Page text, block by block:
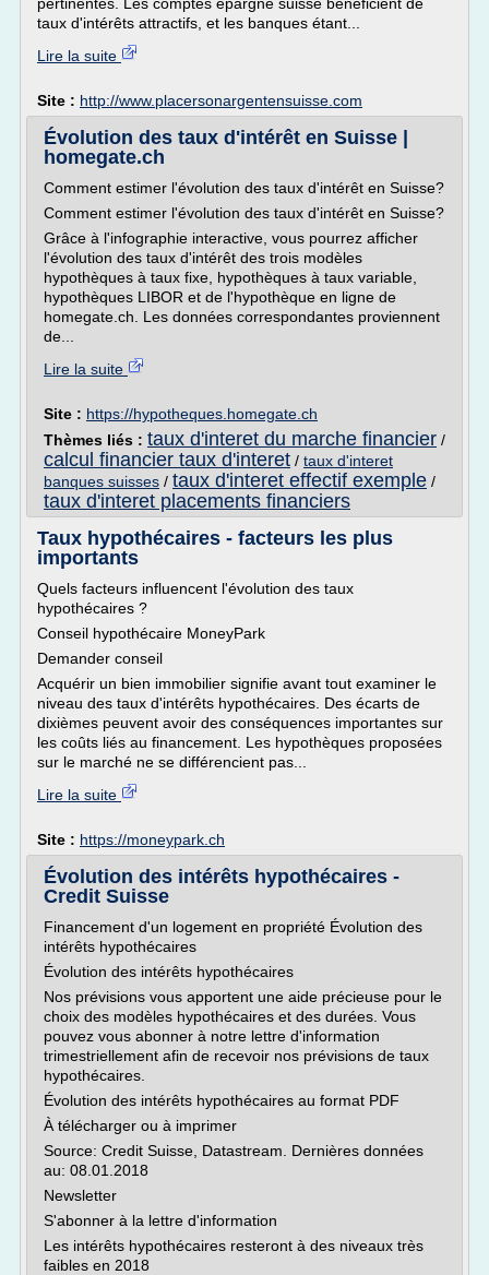
taux d'intérêts attractifs, et les banques étant...
Lire la suite
Site : http://www.placersonargentensuisse.com
Évolution des taux d'intérêt en Suisse |
homegate.ch
Comment estimer l'évolution des taux d'intérêt en Suisse?
Comment estimer l'évolution des taux d'intérêt en Suisse?
Grâce à l'infographie interactive, vous pourrez afficher
l'évolution des taux d'intérêt des trois modèles
hypothèques à taux fixe, hypothèques à taux variable,
hypothèques LIBOR et de l'hypothèque en ligne de
homegate.ch. Les données correspondantes proviennent
de...
Lire la suite
Site : https://hypotheques.homegate.ch
Thèmes liés : taux d'interet du marche financier /
calcul financier taux d'interet / taux d'interet
banques suisses / taux d'interet effectif exemple /
taux d'interet placements financiers
Taux hypothécaires - facteurs les plus
importants
Quels facteurs influencent l'évolution des taux
hypothécaires ?
Conseil hypothécaire MoneyPark
Demander conseil
Acquérir un bien immobilier signifie avant tout examiner le
niveau des taux d'intérêts hypothécaires. Des écarts de
dixièmes peuvent avoir des conséquences importantes sur
les coûts liés au financement. Les hypothèques proposées
sur le marché ne se différencient pas...
Lire la suite
Site : https://moneypark.ch
Évolution des intérêts hypothécaires -
Credit Suisse
Financement d'un logement en propriété Évolution des
intérêts hypothécaires
Évolution des intérêts hypothécaires
Nos prévisions vous apportent une aide précieuse pour le
choix des modèles hypothécaires et des durées. Vous
pouvez vous abonner à notre lettre d'information
trimestriellement afin de recevoir nos prévisions de taux
hypothécaires.
Évolution des intérêts hypothécaires au format PDF
À télécharger ou à imprimer
Source: Credit Suisse, Datastream. Dernières données
au: 08.01.2018
Newsletter
S'abonner à la lettre d'information
Les intérêts hypothécaires resteront à des niveaux très
faibles en 2018